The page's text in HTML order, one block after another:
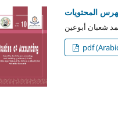
المحتويات
pdf